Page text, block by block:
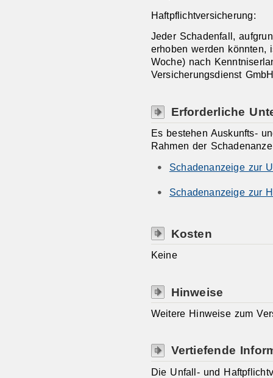
Haftpflichtversicherung:
Jeder Schadenfall,
erhoben werden könnten,
Woche) nach
Versicherungsdienst
Erforderliche
Es bestehen Auskunfts-
Rahmen der
Schadenanzeige zur
Schadenanzeige zur
Kosten
Keine
Hinweise
Weitere Hinweise zum
Vertiefende
Die Unfall- und